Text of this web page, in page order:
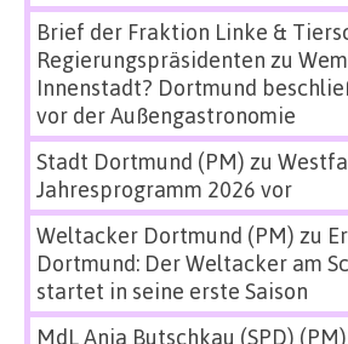
Brief der Fraktion Linke &
Regierungspräsidenten zu
Innenstadt? Dortmund
vor der Außengastronomie
Stadt Dortmund (PM) zu
Jahresprogramm 2026 vor
Weltacker Dortmund (PM) zu
Dortmund: Der Weltacker am
startet in seine erste Saison
MdL Anja Butschkau (SPD) (PM)